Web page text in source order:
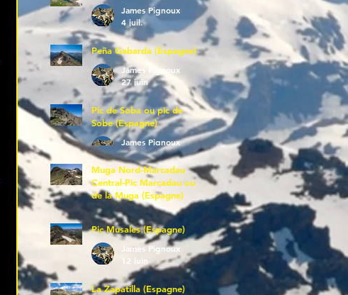
James Pignoux
4 juil.
Peña Gabarda (Espagne)
James Pignoux
27 juin
Pic de Soba ou pic de
Sobe (Espagne)
James Pignoux
25 juin
Muga Nord-Marcadau
Central-Pic Marcadau ou
de la Muga (Espagne)
James Pignoux
21 juin
Pic Musales (Espagne)
James Pignoux
12 juin
La Zapatilla (Espagne)